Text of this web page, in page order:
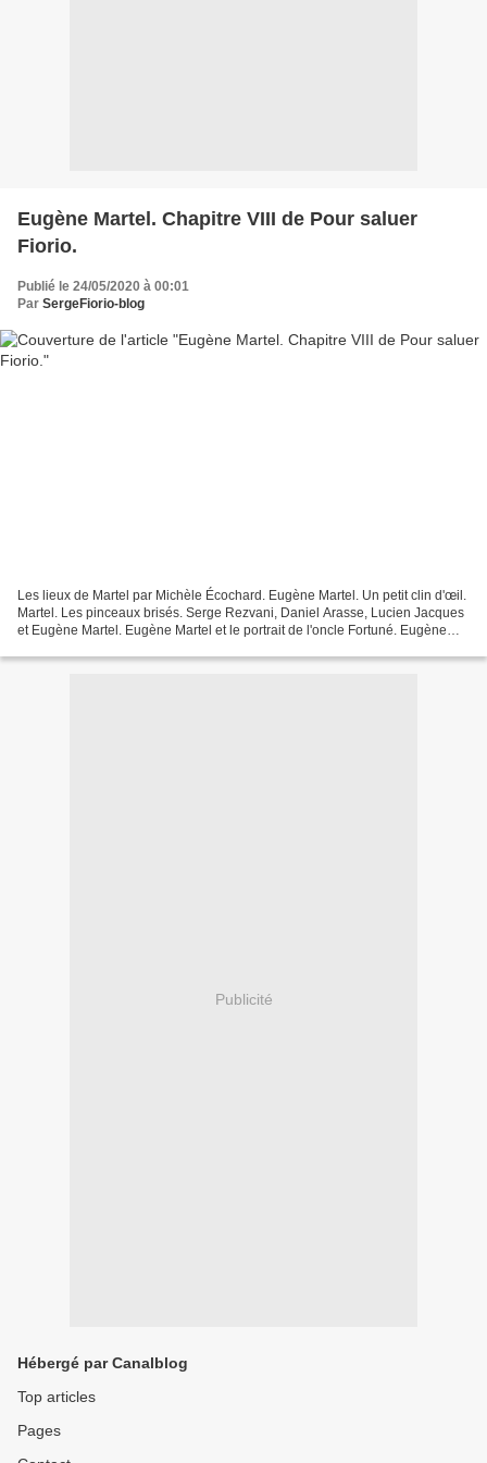
Eugène Martel. Chapitre VIII de Pour saluer
Fiorio.
Publié le 24/05/2020 à 00:01
Par SergeFiorio-blog
Les lieux de Martel par Michèle Écochard. Eugène Martel. Un petit clin d'œil.
Martel. Les pinceaux brisés. Serge Rezvani, Daniel Arasse, Lucien Jacques
et Eugène Martel. Eugène Martel et le portrait de l'oncle Fortuné. Eugène
Publicité
Hébergé par Canalblog
Top articles
Pages